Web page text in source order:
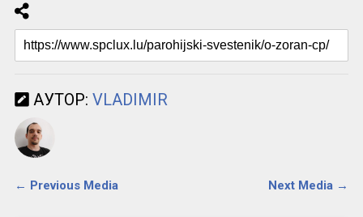
АУТОР: VLADIMIR
← Previous Media Next Media →